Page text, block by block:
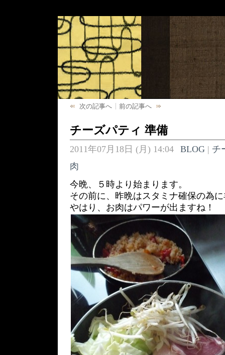
次の記事へ 前の記事へ
チーズパティ 準備
2011年07月18日 (月) 14:04 BLOG| チ
肉
今晩、５時より始まります。
その前に、昨晩はスタミナ確保の為
やはり、お肉はパワーが出ますね！